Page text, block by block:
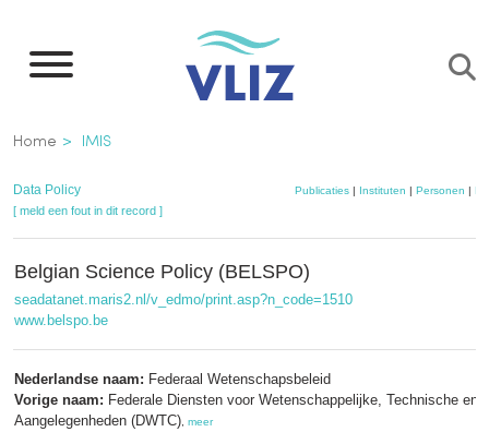
naar
inhoud
gaan
Kruimelpad
Home IMIS
Data Policy Publicaties | Instituten | Personen |
[ meld een fout in dit record ]
Belgian Science Policy (BELSPO)
seadatanet.maris2.nl/v_edmo/print.asp?n_code=1510
www.belspo.be
Nederlandse naam: Federaal Wetenschapsbeleid
Vorige naam: Federale Diensten voor Wetenschappelijke, Technische en
Aangelegenheden (DWTC) meer